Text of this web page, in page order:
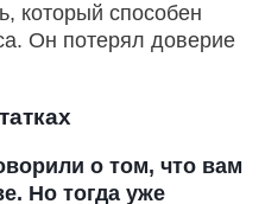
который способен
Он потерял доверие
о том, что вам
Но тогда уже